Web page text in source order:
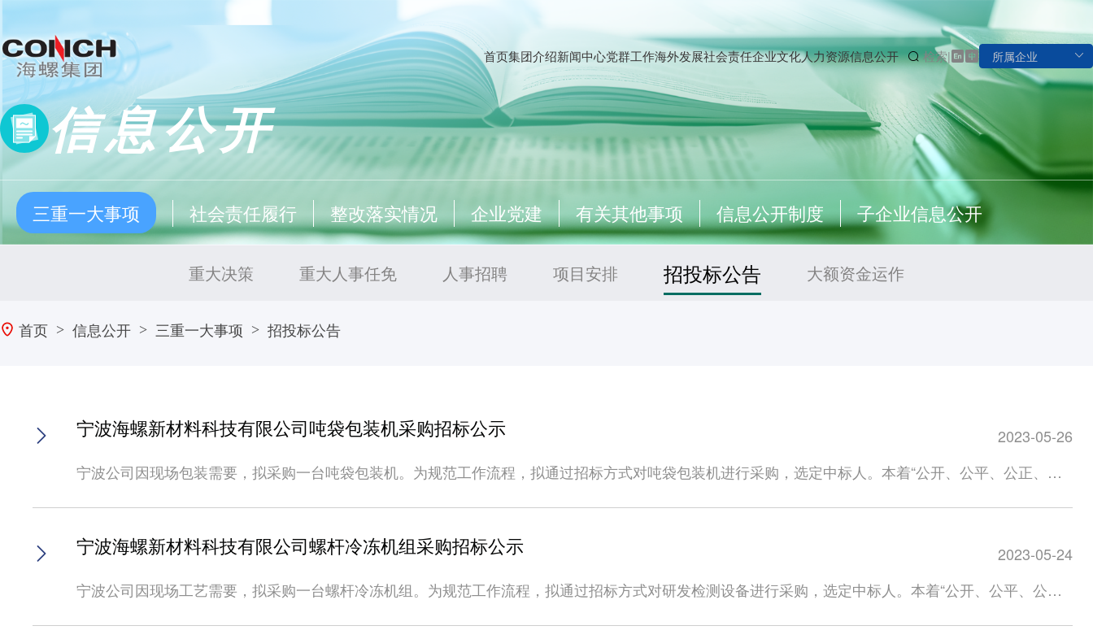
首页集团介绍新闻中心党群工作海外发展社会责任企业文化人力资源信息公开 检索|
信息公开
三重一大事项 社会责任履行 整改落实情况 企业党建 有关其他事项 信息公开制度 子企业信息公开
重大决策 重大人事任免 人事招聘 项目安排 招投标公告 大额资金运作
首页 > 信息公开 > 三重一大事项 > 招投标公告
宁波海螺新材料科技有限公司吨袋包装机采购招标公示
2023-05-26
宁波公司因现场包装需要，拟采购一台吨袋包装机。为规范工作流程，拟通过招标方式对吨袋包装机进行采购，选定中标人。本着“公开、公平、公正、透
机、检修平台及料仓开DN250接口施工及成套设备安装、调试等;配套手持喷码机（带2个墨盒） 和1.5吨电子平台秤（托利多120cm*120cm）,精度0.5‰
（二）交货地点：浙江省宁波市镇海区澥浦镇宁波石化经济开发区明海北路2588号宁波海螺新材料科技有限公司。 投标申请人须具备的条件（一）投标单
位必须具备独立法人资格，且为一般纳税人，能开具税率为13%的增值税专用发票，提供资质合法有效。（二）投标单位必须为包装机专业生产、制造厂家
（不接受贸易型企业），注册资本金不低于800万元。（三）投标单位从事包装机设备加工、制造、销售三年以上，提供2020年-2022年经营业绩（不少于5
份合同）。（四）公司近三年内无不良及不诚信记录，具备良好的资信状况和财务状况，无重大诉讼案件，未被法院或金融机构列入失信被执行人。（五）
宁波海螺新材料科技有限公司螺杆冷冻机组采购招标公示
2023-05-24
宁波公司因现场工艺需要，拟采购一台螺杆冷冻机组。为规范工作流程，拟通过招标方式对研发检测设备进行采购，选定中标人。本着“公开、公平、公